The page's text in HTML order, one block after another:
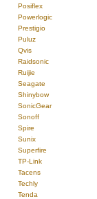
Posiflex
Powerlogic
Prestigio
Puluz
Qvis
Raidsonic
Ruijie
Seagate
Shinybow
SonicGear
Sonoff
Spire
Sunix
Superfire
TP-Link
Tacens
Techly
Tenda